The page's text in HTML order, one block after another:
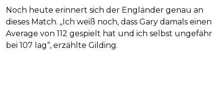
Noch heute erinnert sich der Engländer genau an
dieses Match. „Ich weiß noch, dass Gary damals einen
Average von 112 gespielt hat und ich selbst ungefähr
bei 107 lag“, erzählte Gilding.